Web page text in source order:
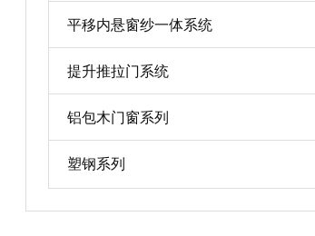
平移内悬窗纱一体系统
提升推拉门系统
铝包木门窗系列
塑钢系列
隔热性能，真正做到节能、合理。
宝贝详情